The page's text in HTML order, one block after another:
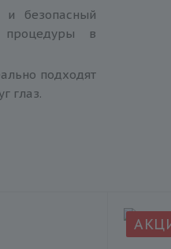
безопасный
процедуры в
подходят
глаз.